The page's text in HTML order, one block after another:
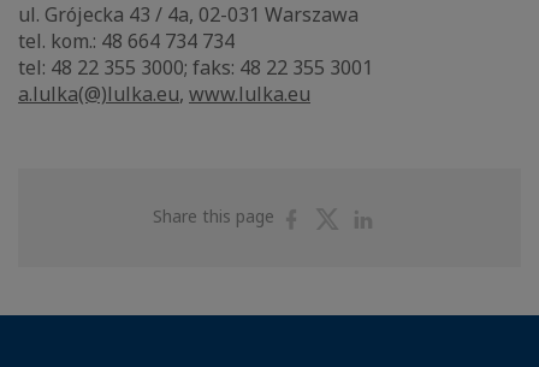
ul. Grójecka 43 / 4a, 02-031 Warszawa
tel. kom.: 48 664 734 734
tel: 48 22 355 3000; faks: 48 22 355 3001
a.lulka(@)lulka.eu, www.lulka.eu
Share this page
ShareShare